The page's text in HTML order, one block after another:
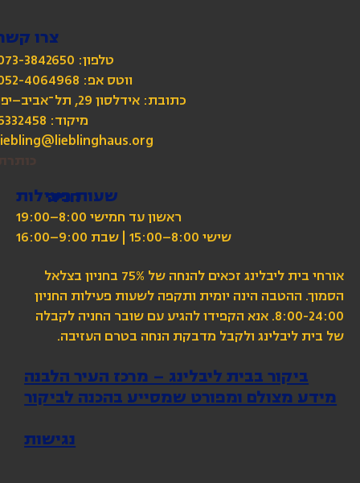
צרו
טלפון: 073-3842650
כתובת: אידלסון 29, תל־אביב–יפו
מיקוד: 6332458
שעות פעילות
ראשון עד חמישי 8:00–19:00
שישי 8:00–15:00 | שבת 9:00–16:00
אורחי בית ליבלינג זכאים להנחה של 75% בחניון בצלאל
הסמוך. ההטבה הינה יומית ותקפה לשעות פעילות החניון
8:00-24:00. אנא הקפידו להגיע עם שובר החניה לקבלה
של בית ליבלינג ולקבל מדבקת הנחה בטרם העזיבה.
ביקור בבית ליבלינג – מרכז העיר הלבנה
מידע מצולם ומפורט שמסייע בהכנה לביקור
נגישות
חניה